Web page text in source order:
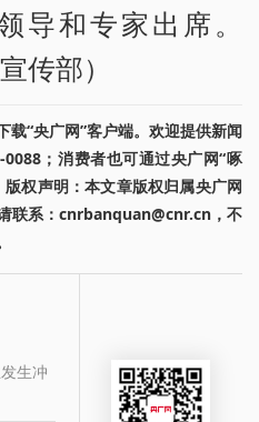
导和专家出席。
传部）
载“央广网”客户端。欢迎提供新闻
；消费者也可通过央广网“啄
权声明：本文章版权归属央广网
联系：cnrbanquan@cnr.cn，不
生冲